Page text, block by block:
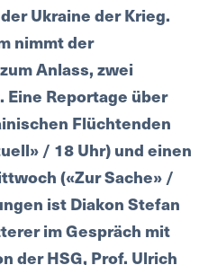
Ukraine der Krieg.
nimmt der
Anlass, zwei
Reportage über
Flüchtenden
/ 18 Uhr) und einen
(«Zur Sache» /
ist Diakon Stefan
im Gespräch mit
der HSG, Prof. Ulrich